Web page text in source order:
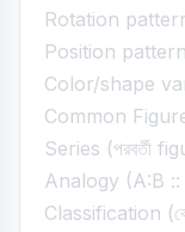
Rotation
Position
Color/shape
Common
Series (পরবর্তী
Analogy (A:B ::
Classification